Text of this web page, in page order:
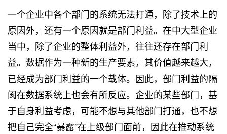
一个企业中各个部门的系统无法打通，除了技术上的
原因外，还有一个原因就是部门利益。在中大型企业
当中，除了企业的整体利益外，往往还存在部门利
益。数据作为一种新的生产要素，其价值越来越大，
已经成为部门利益的一个载体。因此，部门利益的隔
阂在数据系统上也会有所反应。企业的某些部门，基
于自身利益考虑，可能不想与其他部门打通，也不想
把自己完全“暴露”在上级部门面前，因此在推动系统